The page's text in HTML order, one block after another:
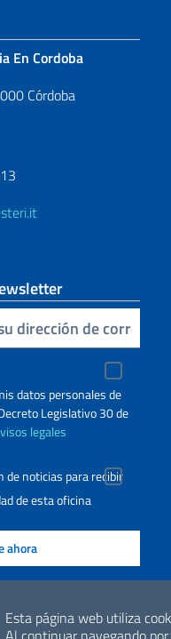
Esta página web utiliza
En Cordoba
Córdoba
datos personales de
Legislativo 30 de
legales
de noticias para recibir
de esta oficina
policy Dichiarazione di